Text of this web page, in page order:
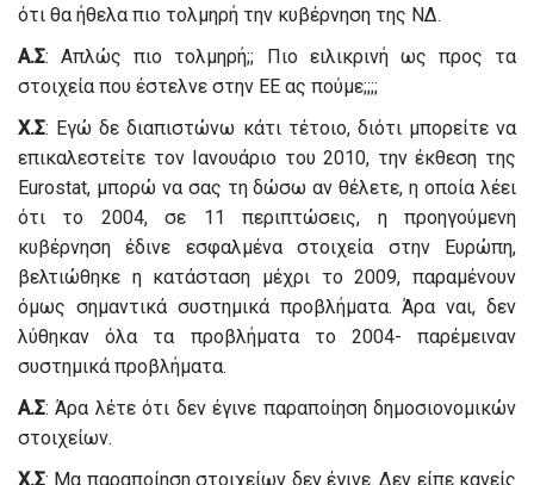
ότι θα ήθελα πιο τολμηρή την κυβέρνηση της ΝΔ.
Α.Σ: Απλώς πιο τολμηρή;; Πιο ειλικρινή ως προς τα
στοιχεία που έστελνε στην ΕΕ ας πούμε;;;;
Χ.Σ: Εγώ δε διαπιστώνω κάτι τέτοιο, διότι μπορείτε να
επικαλεστείτε τον Ιανουάριο του 2010, την έκθεση της
Eurostat, μπορώ να σας τη δώσω αν θέλετε, η οποία λέει
ότι το 2004, σε 11 περιπτώσεις, η προηγούμενη
κυβέρνηση έδινε εσφαλμένα στοιχεία στην Ευρώπη,
βελτιώθηκε η κατάσταση μέχρι το 2009, παραμένουν
όμως σημαντικά συστημικά προβλήματα. Άρα ναι, δεν
λύθηκαν όλα τα προβλήματα το 2004- παρέμειναν
συστημικά προβλήματα.
Α.Σ: Άρα λέτε ότι δεν έγινε παραποίηση δημοσιονομικών
στοιχείων.
Χ.Σ: Μα παραποίηση στοιχείων δεν έγινε. Δεν είπε κανείς